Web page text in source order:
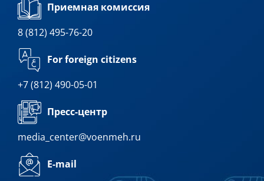
Приемная комиссия
8 (812) 495-76-20
For foreign citizens
+7 (812) 490-05-01
Пресс-центр
media_center@voenmeh.ru
E-mail